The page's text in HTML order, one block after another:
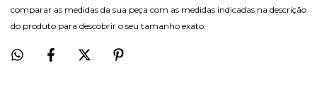
comparar as medidas da sua peça com as medidas indicadas na descrição
do produto para descobrir o seu tamanho exato.